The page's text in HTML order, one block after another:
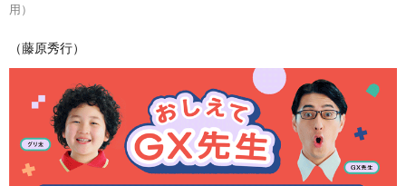
用）
（藤原秀行）